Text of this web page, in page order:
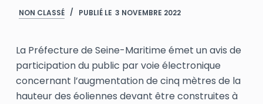
e
n
u
NON CLASSÉ PUBLIÉ LE 3 NOVEMBRE 2022
La Préfecture de Seine-Maritime émet un avis de
participation du public par voie électronique
concernant l’augmentation de cinq mètres de la
hauteur des éoliennes devant être construites à